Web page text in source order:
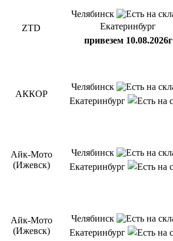
ZTD
Челябинск
Екатеринбург
привезем 10.08.2026г
АККОР
Челябинск
Екатеринбург
Айк-Мото
(Ижевск)
Челябинск
Екатеринбург
Айк-Мото
(Ижевск)
Челябинск
Екатеринбург